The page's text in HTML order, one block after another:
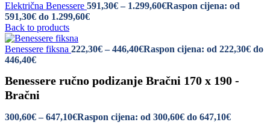
Električna Benessere 591,30€ – 1.299,60€Raspon cijena: od
591,30€ do 1.299,60€
Back to products
Benessere fiksna 222,30€ – 446,40€Raspon cijena: od 222,30€ do
446,40€
Benessere ručno podizanje Bračni 170 x 190 -
Bračni
300,60€ – 647,10€Raspon cijena: od 300,60€ do 647,10€